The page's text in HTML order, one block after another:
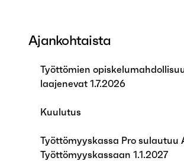
Ajankohtaista
Työttömien
laajenevat 1.7.2026
Kuulutus
Työttömyyskassa Pro sulautuu
Työttömyyskassaan 1.1.2027